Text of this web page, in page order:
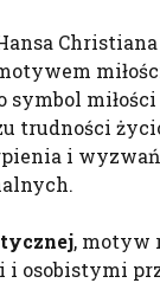
symbol
trudności
i
, motyw
i osobistymi